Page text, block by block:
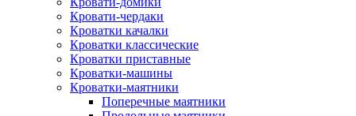
Кровати-чердаки
Кроватки качалки
Кроватки классические
Кроватки приставные
Кроватки-машины
Кроватки-маятники
Поперечные маятники